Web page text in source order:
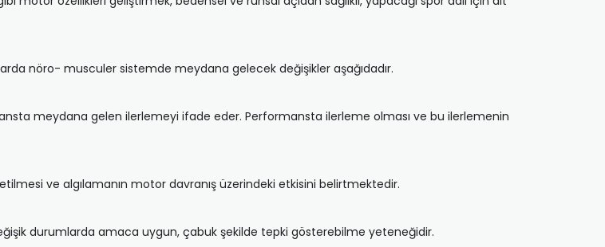
nöro- musculer sistemde meydana gelecek değişikler aşağıdadır.
meydana gelen ilerlemeyi ifade eder. Performansta ilerleme olması ve bu ilerlemenin
ve algılamanın motor davranış üzerindeki etkisini belirtmektedir.
durumlarda amaca uygun, çabuk şekilde tepki gösterebilme yeteneğidir.